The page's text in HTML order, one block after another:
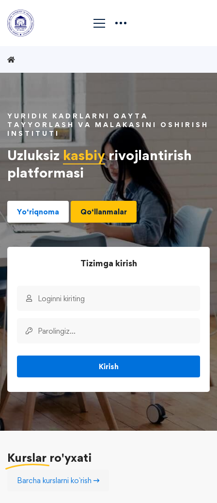
YURIDIK KADRLARNI QAYTA
TAYYORLASH VA MALAKASINI OSHIRISH
INSTITUTI
Uzluksiz kasbiyrivojlantirish
platformasi
Yo‘riqnoma Qo‘llanmalar
Tizimga kirish
Kirish
Kurslar ro'yxati
Barcha kurslarni ko`rish